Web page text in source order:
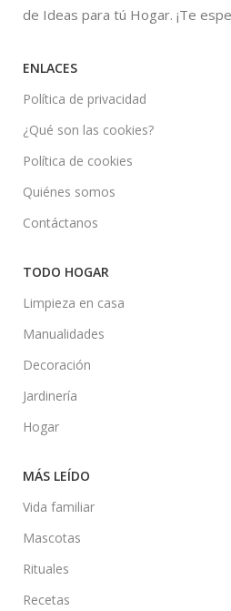
de Ideas para tú Hogar. ¡Te
ENLACES
Política de privacidad
¿Qué son las cookies?
Política de cookies
Quiénes somos
Contáctanos
TODO HOGAR
Limpieza en casa
Manualidades
Decoración
Jardinería
Hogar
MÁS LEÍDO
Vida familiar
Mascotas
Rituales
Recetas